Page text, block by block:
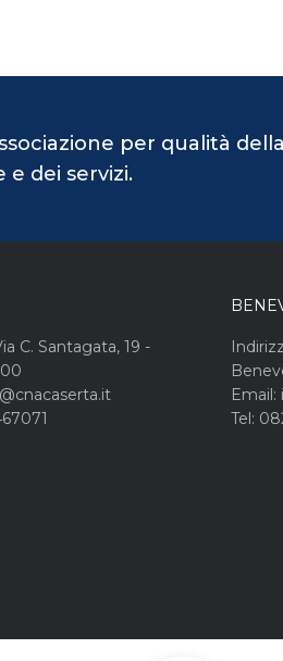
per qualità della
dei servizi.
C. Santagata, 19 -
Tel: